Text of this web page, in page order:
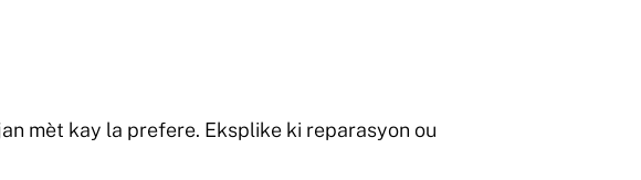
mèt kay la prefere. Eksplike ki reparasyon ou